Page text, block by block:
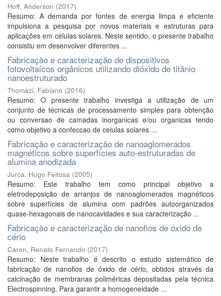
Hoff, Anderson (2017)
Resumo: A demanda por fontes de energia limpa e eficiente
impulsiona a pesquisa por novos materiais e estruturas para
aplicações em células solares. Neste sentido, o presente trabalho
consistiu em desenvolver diferentes ...
Fabricação e caracterização de dispositivos
fotovoltaícos orgânicos utilizando dióxido de titânio
nanoestruturado
Thomazi, Fabiano (2016)
Resumo: O presente trabalho investiga a utilização de um
conjunto de técnicas de processamento simples para obtenção
ou conversao de camadas inorganicas e/ou organicas tendo
como objetivo a confeccao de ceiulas solares ...
Fabricação e caracterização de nanoaglomerados
magnéticos sobre superfícies auto-estruturadas de
alumina anodizada
Jurca, Hugo Feitosa (2005)
Resumo: Este trabalho tem como principal objetivo a
eletrodeposição de arranjos de nanoaglomerados magnéticos
sobre superfícies de alumina com padrões autoorganizados
quase-hexagonais de nanocavidades e sua caracterização ...
Fabricação e caracterização de nanofios de óxido de
cério
Caron, Renato Fernando (2017)
Resumo: Neste trabalho é descrito o estudo sistemático de
fabricação de nanofios de óxido de cério, obtidos através da
calcinação de membranas poliméricas depositadas pela técnica
Electrospinning. Para garantir a homogeneidade ...